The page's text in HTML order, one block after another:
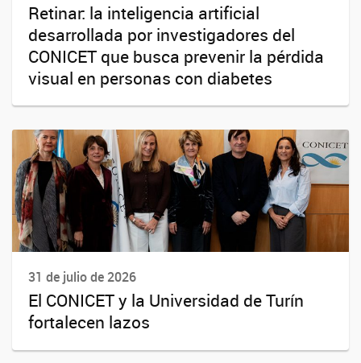
Retinar: la inteligencia artificial
desarrollada por investigadores del
CONICET que busca prevenir la pérdida
visual en personas con diabetes
31 de julio de 2026
El CONICET y la Universidad de Turín
fortalecen lazos